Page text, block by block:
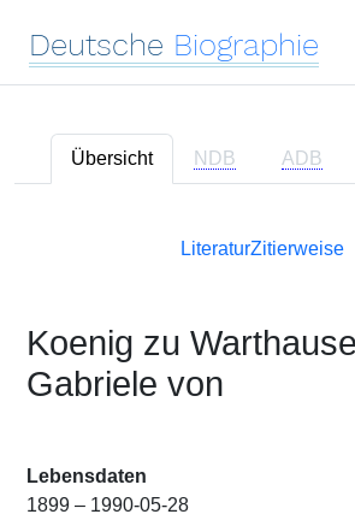
Deutsche Biographie
Übersicht NDB ADB
LiteraturZitierweise
Koenig zu
Gabriele von
Lebensdaten
1899 – 1990-05-28